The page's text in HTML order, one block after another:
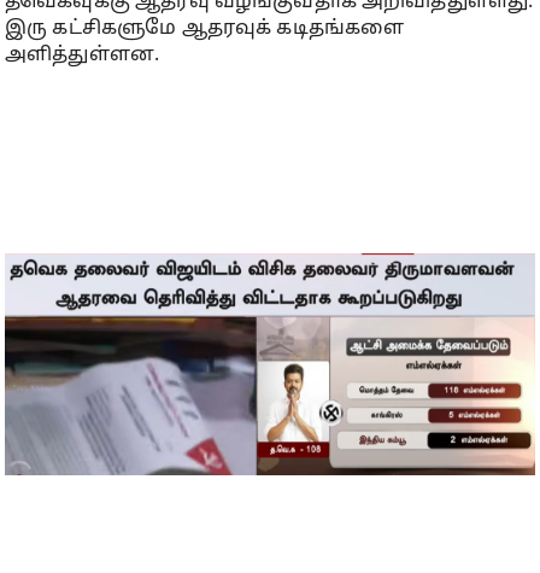
இரு கட்சிகளுமே ஆதரவுக் கடிதங்களை
அளித்துள்ளன.